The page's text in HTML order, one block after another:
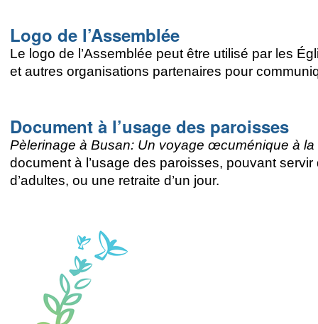
Logo de l’Assemblée
Le logo de l’Assemblée peut être utilisé par les
et autres organisations partenaires pour
Document à l’usage des paroisses
Pèlerinage à Busan: Un voyage œcuménique à
document à l’usage des paroisses, pouvant
d’adultes, ou une retraite d’un jour.